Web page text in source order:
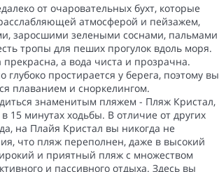
от очаровательных бухт, которые
атмосферой и пейзажем,
заросшими зелеными соснами, пальмами
тропы для пеших прогулок вдоль моря.
а вода чиста и прозрачна.
глубоко простирается у берега, поэтому вы
плаванием и сноркелингом.
знаменитым пляжем - Пляж Кристал,
15 минутах ходьбы. В отличие от других
на Плайя Кристал вы никогда не
что пляж переполнен, даже в высокий
и приятный пляж с множеством
и пассивного отдыха. Здесь вы